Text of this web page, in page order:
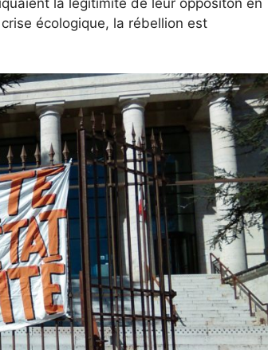
écologique, la rébellion est